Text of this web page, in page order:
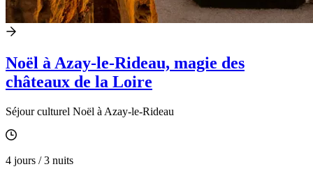
Noël à Azay-le-Rideau, magie des
châteaux de la Loire
Séjour culturel Noël à Azay-le-Rideau
4 jours / 3 nuits